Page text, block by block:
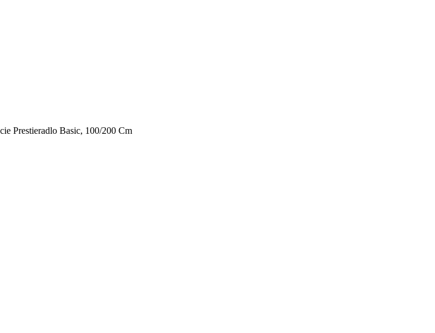
Prestieradlo Basic, 100/200 Cm